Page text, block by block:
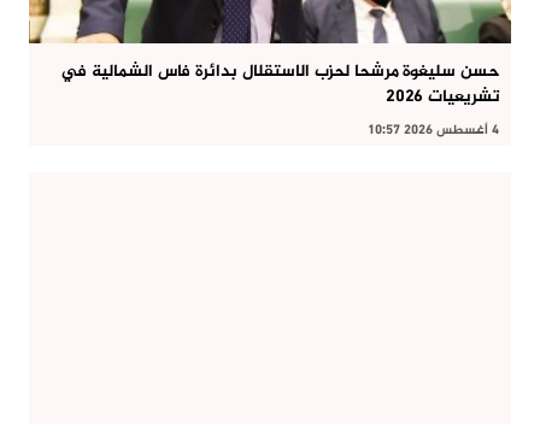
حسن سليغوة مرشحا لحزب الاستقلال بدائرة فاس الشمالية في
تشريعيات 2026
4 أغسطس 2026 10:57